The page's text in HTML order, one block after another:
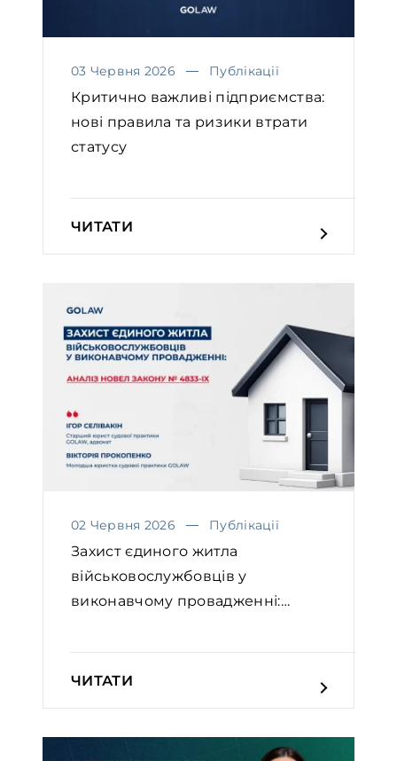
03 Червня 2026 Публікації
Критично важливі підприємства:
нові правила та ризики втрати
статусу
ЧИТАТИ
02 Червня 2026 Публікації
Захист єдиного житла
військовослужбовців у
виконавчому провадженні:
ЧИТАТИ